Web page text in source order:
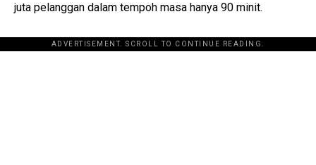
juta pelanggan dalam tempoh masa hanya 90 minit.
ADVERTISEMENT. SCROLL TO CONTINUE READING.